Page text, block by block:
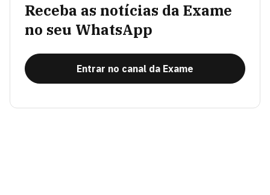
Receba as notícias da Exame
no seu WhatsApp
Entrar no canal da Exame